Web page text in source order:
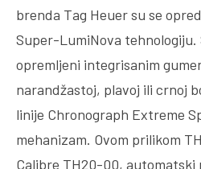
brenda Tag Heuer su se
Super-LumiNova tehnologiju.
opremljeni integrisanim
narandžastoj, plavoj ili crnoj
linije Chronograph Extreme
mehanizam. Ovom prilikom
Calibre TH20-00, automatski